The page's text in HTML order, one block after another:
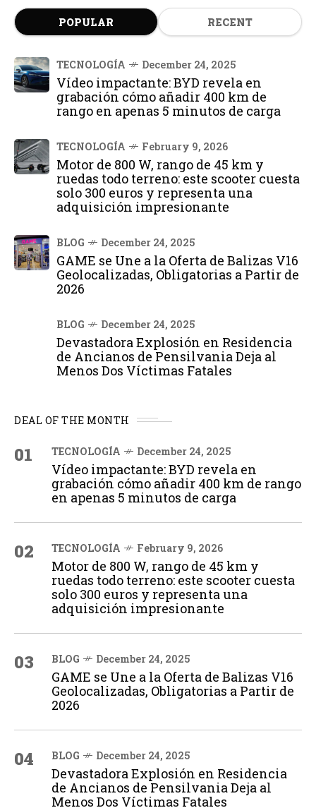
POPULAR RECENT
TECNOLOGÍA December 24, 2025
Vídeo impactante: BYD revela en
grabación cómo añadir 400 km de
rango en apenas 5 minutos de carga
TECNOLOGÍA February 9, 2026
Motor de 800 W, rango de 45 km y
ruedas todo terreno: este scooter cuesta
solo 300 euros y representa una
adquisición impresionante
BLOG December 24, 2025
GAME se Une a la Oferta de Balizas V16
Geolocalizadas, Obligatorias a Partir de
2026
BLOG December 24, 2025
Devastadora Explosión en Residencia
de Ancianos de Pensilvania Deja al
Menos Dos Víctimas Fatales
DEAL OF THE MONTH
01 TECNOLOGÍA December 24, 2025
Vídeo impactante: BYD revela en
grabación cómo añadir 400 km de rango
en apenas 5 minutos de carga
02 TECNOLOGÍA February 9, 2026
Motor de 800 W, rango de 45 km y
ruedas todo terreno: este scooter cuesta
solo 300 euros y representa una
adquisición impresionante
03 BLOG December 24, 2025
GAME se Une a la Oferta de Balizas V16
Geolocalizadas, Obligatorias a Partir de
2026
04 BLOG December 24, 2025
Devastadora Explosión en Residencia
de Ancianos de Pensilvania Deja al
Menos Dos Víctimas Fatales